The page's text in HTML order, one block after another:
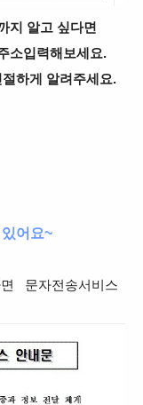
지 알고 싶다면
소입력해보세요.
하게 알려주세요.
어요~
문자전송서비스